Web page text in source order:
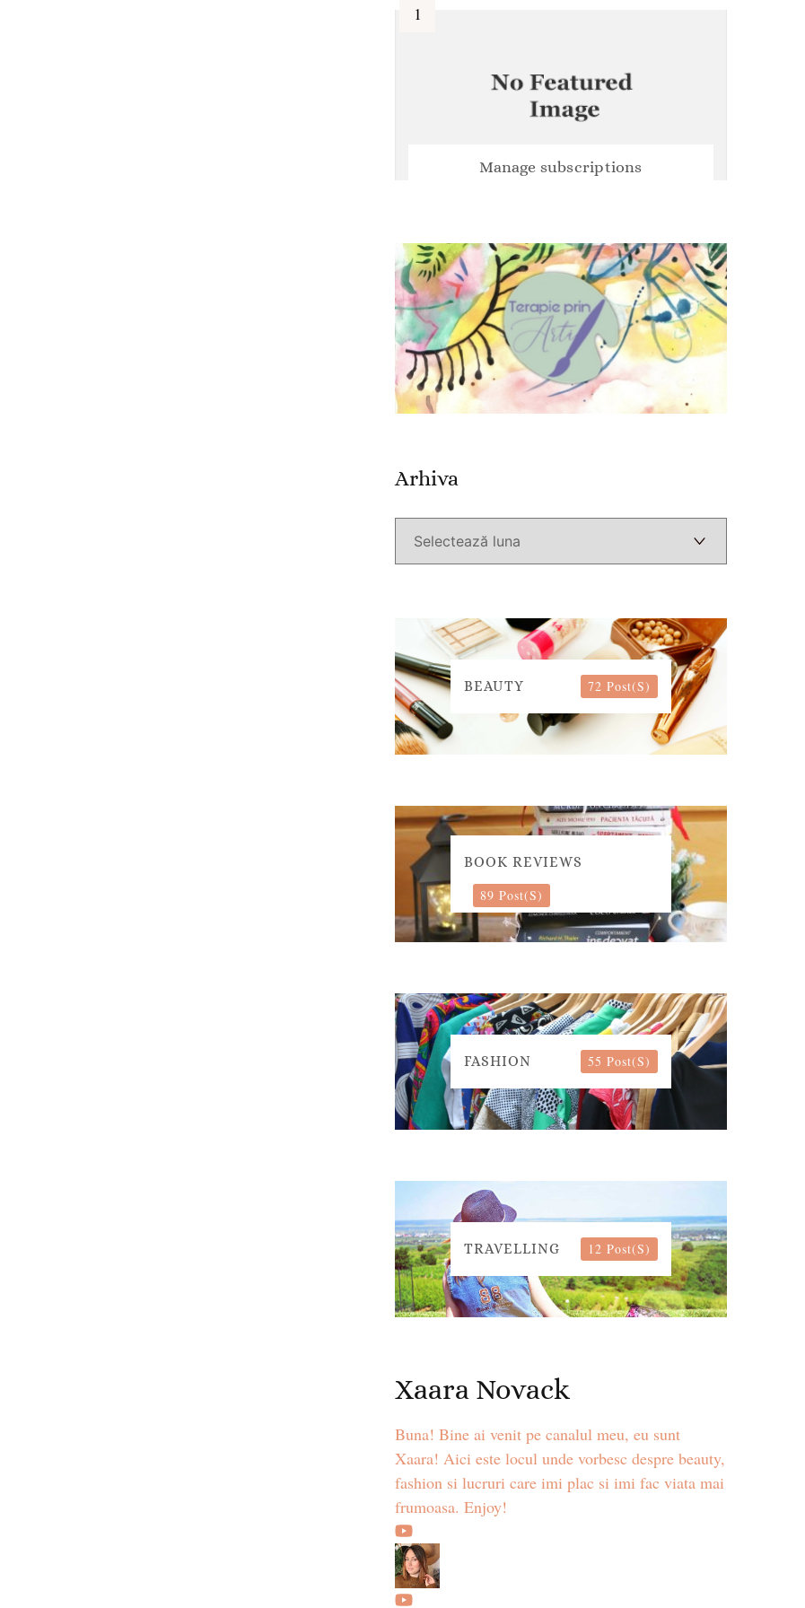
Manage subscriptions
Arhiva
BEAUTY 72 Post(s)
BOOK REVIEWS
89 Post(s)
FASHION 55 Post(s)
TRAVELLING 12 Post(s)
Xaara Novack
Buna! Bine ai venit pe canalul meu, eu sunt
Xaara! Aici este locul unde vorbesc despre beauty,
fashion si lucruri care imi plac si imi fac viata mai
frumoasa. Enjoy!